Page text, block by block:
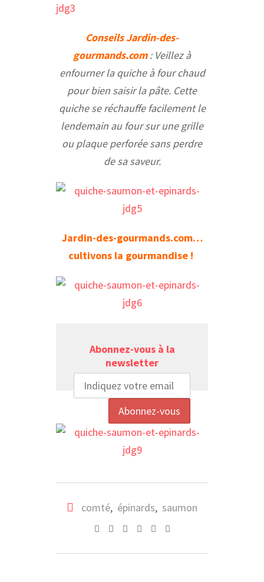
Conseils Jardin-des-
gourmands.com: Veillez à
enfourner la quiche à four chaud
pour bien saisir la pâte. Cette
quiche se réchauffe facilement le
lendemain au four sur une grille
ou plaque perforée sans perdre
de sa saveur.
Jardin-des-gourmands.com…
cultivons la gourmandise !
Abonnez-vous à la
newsletter
comté, épinards, saumon
Whatsapp
Pinterest
SharePrint